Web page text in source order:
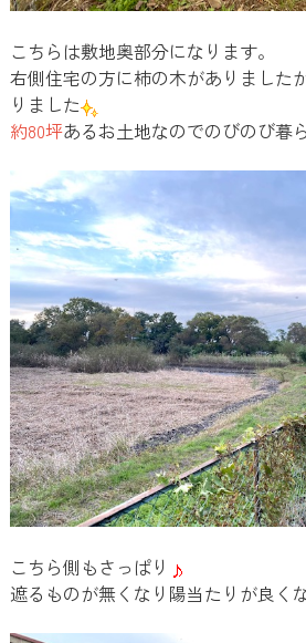
こちらは敷地奥部分になります。
右側住宅の方に柿の木がありました
りました
約80坪あるお土地なのでのびのび暮
こちら側もさっぱり
遮るものが無くなり陽当たりが良く